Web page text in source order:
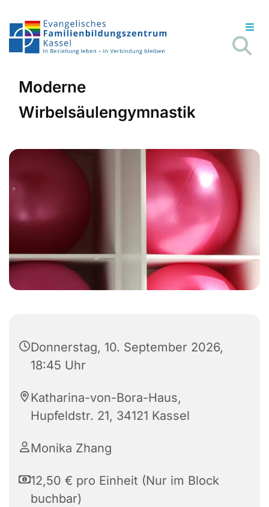
Moderne
Wirbelsäulengymnastik
Donnerstag, 10. September 2026,
18:45 Uhr
Katharina-von-Bora-Haus,
Hupfeldstr. 21, 34121 Kassel
Monika Zhang
12,50 € pro Einheit (Nur im Block
buchbar)